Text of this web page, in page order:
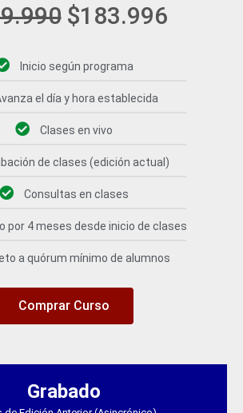
$183.996
Inicio según programa
el día y hora establecida
Clases en vivo
de clases (edición actual)
Consultas en clases
por 4 meses desde inicio de clases
a quórum mínimo de alumnos
Comprar Curso
Grabado
El
precio
El